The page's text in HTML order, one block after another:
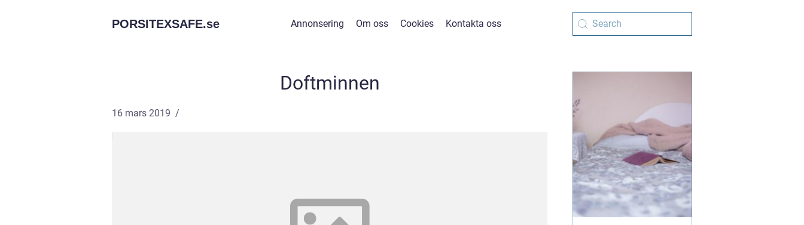
PORSITEXSAFE.se Annonsering Om oss Cookies Kontakta oss
Doftminnen
16 mars 2019